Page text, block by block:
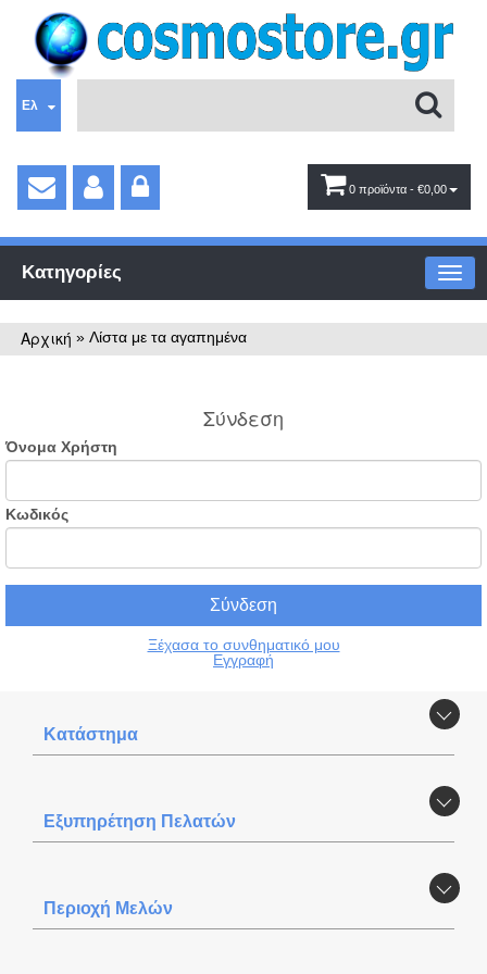
Ελ
0 προϊόντα - €0,00
Κατηγορίες
Αρχική » Λίστα με τα αγαπημένα
Σύνδεση
Όνομα Χρήστη
Κωδικός
Ξέχασα το συνθηματικό μου
Εγγραφή
Κατάστημα
Εξυπηρέτηση Πελατών
Περιοχή Mελών